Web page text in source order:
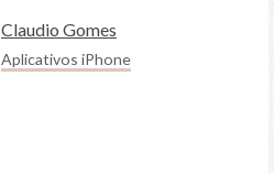
Claudio Gomes
Aplicativos iPhone